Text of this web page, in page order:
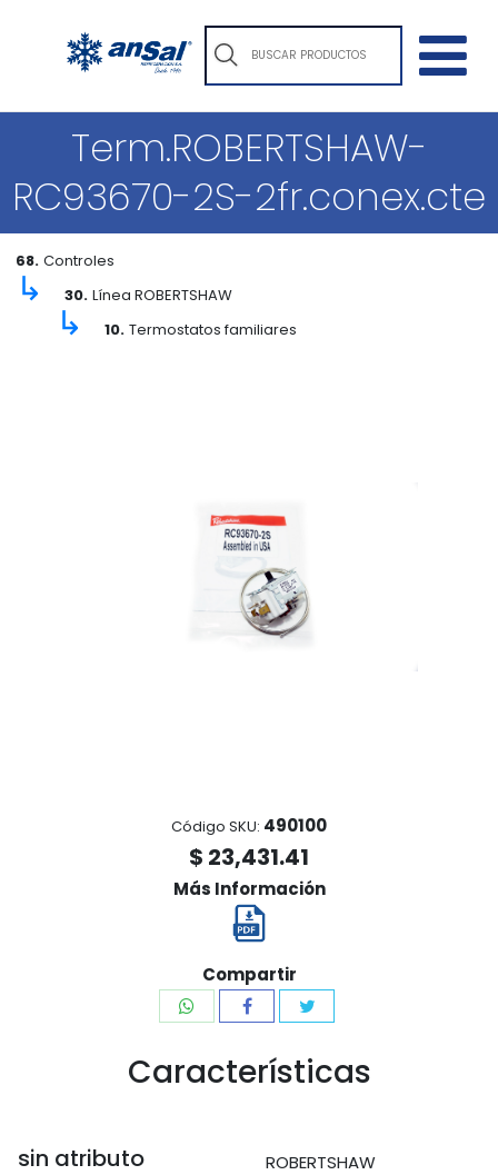
Term.ROBERTSHAW-
RC93670-2S-2fr.conex.cte
68. Controles
↳ 30. Línea ROBERTSHAW
↳ 10. Termostatos familiares
Código SKU: 490100
$ 23,431.41
Más Información
Compartir
Características
sin atributo ROBERTSHAW